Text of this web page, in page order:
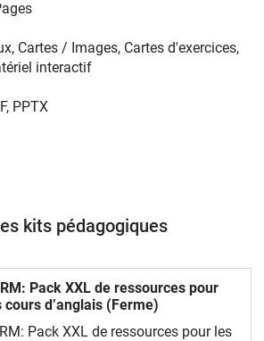
Cartes / Images, Cartes d'exercices,
interactif
PPTX
kits pédagogiques
Pack XXL de ressources pour
cours d’anglais (Ferme)
Pack XXL de ressources pour les